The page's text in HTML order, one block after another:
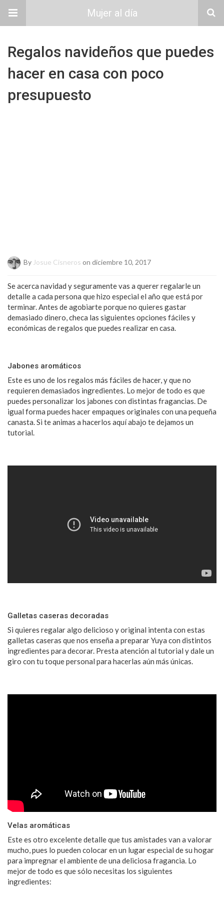
Mujer al día
Regalos navideños que puedes
hacer en casa con poco
presupuesto
By Josue Cisneros on diciembre 10, 2017
Se acerca navidad y seguramente vas a querer regalarle un
detalle a cada persona que hizo especial el año que está por
terminar. Antes de agobiarte porque no quieres gastar
demasiado dinero, checa las siguientes opciones fáciles y
económicas de regalos que puedes realizar en casa.
Jabones aromáticos
Este es uno de los regalos más fáciles de hacer, y que no
requieren demasiados ingredientes. Lo mejor de todo es que
puedes personalizar los jabones con distintas fragancias. De
igual forma puedes hacer empaques originales con una pequeña
canasta. Si te animas a hacerlos aquí abajo te dejamos un
tutorial.
Galletas caseras decoradas
Si quieres regalar algo delicioso y original intenta con estas
galletas caseras que nos enseña a preparar Yuya con distintos
ingredientes para decorar. Presta atención al tutorial y dale un
giro con tu toque personal para hacerlas aún más únicas.
Velas aromáticas
Este es otro excelente detalle que tus amistades van a valorar
mucho, pues lo pueden colocar en un lugar especial de su hogar
para impregnar el ambiente de una deliciosa fragancia. Lo
mejor de todo es que sólo necesitas los siguientes
ingredientes: